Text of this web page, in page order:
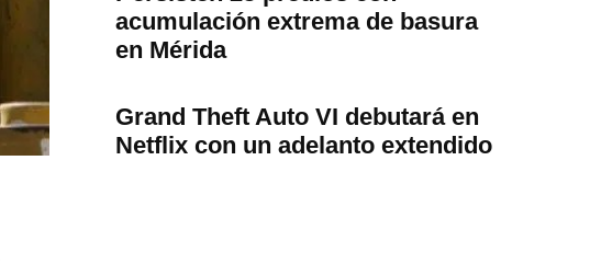
acumulación extrema de basura
en Mérida
Grand Theft Auto VI debutará en
Netflix con un adelanto extendido